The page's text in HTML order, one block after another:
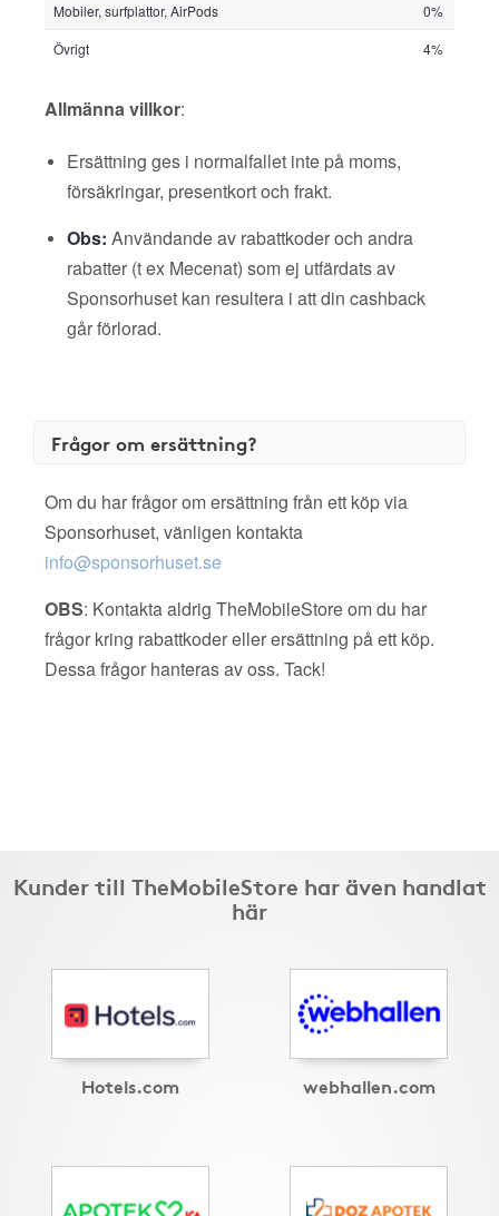
Mobiler, surfplattor, AirPods
0%
Övrigt
4%
Allmänna villkor:
Ersättning ges i normalfallet inte på moms,
försäkringar, presentkort och frakt.
Obs: Användande av rabattkoder och andra
rabatter (t ex Mecenat) som ej utfärdats av
Sponsorhuset kan resultera i att din cashback
går förlorad.
Frågor om ersättning?
Om du har frågor om ersättning från ett köp via
Sponsorhuset, vänligen kontakta
info@sponsorhuset.se
OBS: Kontakta aldrig TheMobileStore om du har
frågor kring rabattkoder eller ersättning på ett köp.
Dessa frågor hanteras av oss. Tack!
Kunder till TheMobileStore har även handlat
här
Hotels.com webhallen.com